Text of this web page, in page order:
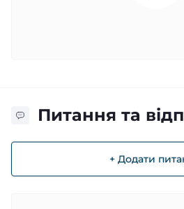
Питання та
+ Додати